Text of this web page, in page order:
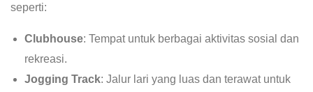
seperti:
Clubhouse: Tempat untuk berbagai aktivitas sosial dan
rekreasi.
Jogging Track: Jalur lari yang luas dan terawat untuk